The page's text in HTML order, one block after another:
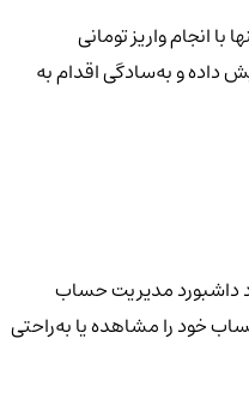
انجام واریز تومانی
داده و به‌سادگی اقدام به
داشبورد مدیریت حساب
خود را مشاهده یا به‌راحتی